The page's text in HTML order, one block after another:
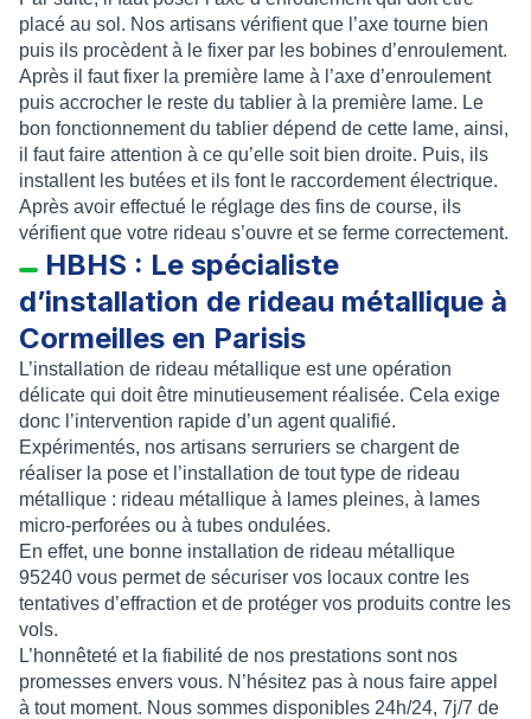
placé au sol. Nos artisans vérifient que l’axe tourne bien
puis ils procèdent à le fixer par les bobines d’enroulement.
Après il faut fixer la première lame à l’axe d’enroulement
puis accrocher le reste du tablier à la première lame. Le
bon fonctionnement du tablier dépend de cette lame, ainsi,
il faut faire attention à ce qu’elle soit bien droite. Puis, ils
installent les butées et ils font le raccordement électrique.
Après avoir effectué le réglage des fins de course, ils
vérifient que votre rideau s’ouvre et se ferme correctement.
HBHS : Le spécialiste
d’installation de rideau métallique à
Cormeilles en Parisis
L’installation de rideau métallique est une opération
délicate qui doit être minutieusement réalisée. Cela exige
donc l’intervention rapide d’un agent qualifié.
Expérimentés, nos artisans serruriers se chargent de
réaliser la pose et l’installation de tout type de rideau
métallique : rideau métallique à lames pleines, à lames
micro-perforées ou à tubes ondulées.
En effet, une bonne installation de rideau métallique
95240 vous permet de sécuriser vos locaux contre les
tentatives d’effraction et de protéger vos produits contre les
vols.
L’honnêteté et la fiabilité de nos prestations sont nos
promesses envers vous. N’hésitez pas à nous faire appel
à tout moment. Nous sommes disponibles 24h/24, 7j/7 de